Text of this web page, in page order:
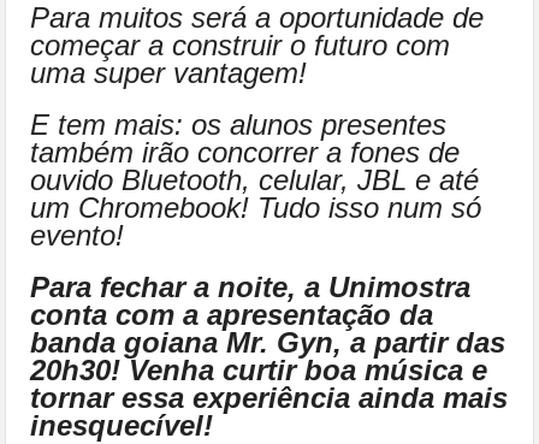
Para muitos será a oportunidade de
começar a construir o futuro com
uma super vantagem!
E tem mais: os alunos presentes
também irão concorrer a fones de
ouvido Bluetooth, celular, JBL e até
um Chromebook! Tudo isso num só
evento!
Para fechar a noite, a Unimostra
conta com a apresentação da
banda goiana Mr. Gyn, a partir das
20h30! Venha curtir boa música e
tornar essa experiência ainda mais
inesquecível!